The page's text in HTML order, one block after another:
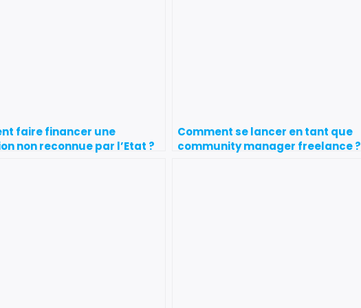
faire financer une
non reconnue par l’Etat ?
Comment se lancer en tant que
community manager freelance ?